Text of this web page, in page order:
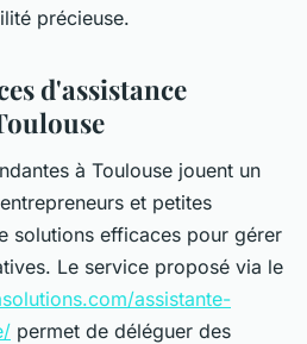
précieuse.
d'assistance
à Toulouse jouent un
et petites
solutions efficaces pour gérer
Le service proposé via le
assistante-
permet de déléguer des